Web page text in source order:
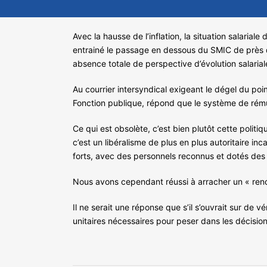
Avec la hausse de l’inflation, la situation
entrainé le passage en dessous du SMIC de près
absence totale de perspective d’évolution
Au courrier intersyndical exigeant le dégel du
Fonction publique, répond que le système de
Ce qui est obsolète, c’est bien plutôt cette
c’est un libéralisme de plus en plus autoritaire
forts, avec des personnels reconnus et dotés
Nous avons cependant réussi à arracher un «
Il ne serait une réponse que s’il s’ouvrait sur de
unitaires nécessaires pour peser dans les